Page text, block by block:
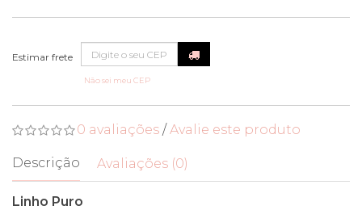
Não sei meu CEP
0 avaliações /Avalie este produto
Descrição Avaliações (0)
Linho Puro